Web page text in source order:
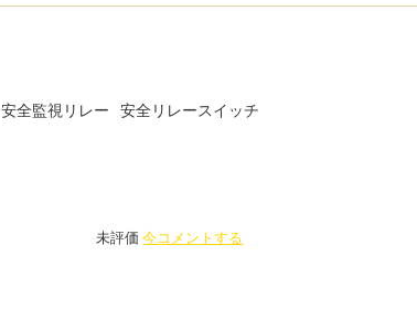
安全監視リレー 安全リレースイッチ
未評価今コメントする